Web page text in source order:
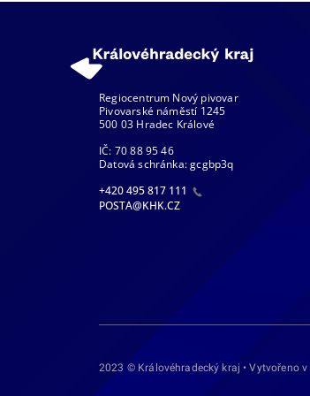
Regiocentrum Nový pivovar
Pivovarské náměstí 1245
500 03 Hradec Králové
IČ: 70 88 95 46
Datová schránka: gcgbp3q
+420 495 817 111
POSTA@KHK.CZ
2023 © Královéhradecký kraj • Vytvořeno v